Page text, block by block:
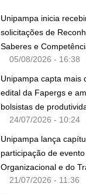
Unipampa inicia
solicitações de
Saberes e
05/08/2026 - 16:38
Unipampa capta mais
edital da Fapergs e
bolsistas de
24/07/2026 - 10:24
Unipampa lança
participação de
Organizacional e do
21/07/2026 - 11:36